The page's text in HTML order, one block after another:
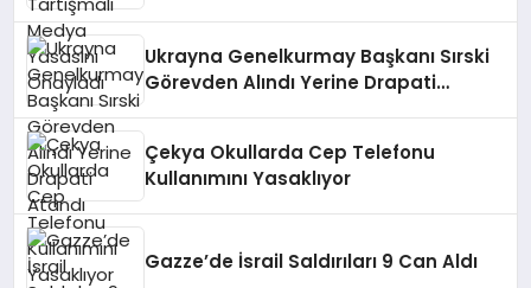
Ukrayna Genelkurmay Başkanı Sırski
Görevden Alındı Yerine Drapati
Çekya Okullarda Cep Telefonu
Kullanımını Yasaklıyor
Gazze’de İsrail Saldırıları 9 Can Aldı